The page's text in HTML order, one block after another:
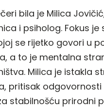
bila je Milica
i psiholog. Fokus je
se rijetko govori u
a to je mentalna
Milica je istakla
pritisak odgovornosti
stabilnošću prirodni